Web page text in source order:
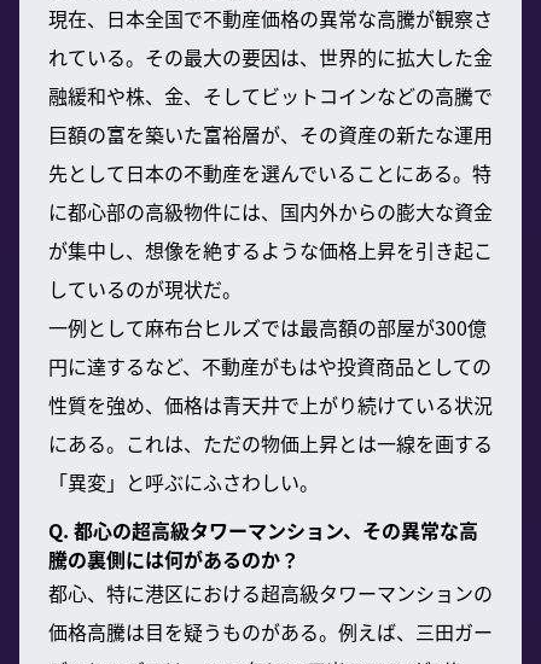
現在、日本全国で不動産価格の異常な高騰が観察さ
れている。その最大の要因は、世界的に拡大した金
融緩和や株、金、そしてビットコインなどの高騰で
巨額の富を築いた富裕層が、その資産の新たな運用
先として日本の不動産を選んでいることにある。特
に都心部の高級物件には、国内外からの膨大な資金
が集中し、想像を絶するような価格上昇を引き起こ
しているのが現状だ。
一例として麻布台ヒルズでは最高額の部屋が300億
円に達するなど、不動産がもはや投資商品としての
性質を強め、価格は青天井で上がり続けている状況
にある。これは、ただの物価上昇とは一線を画する
「異変」と呼ぶにふさわしい。
Q. 都心の超高級タワーマンション、その異常な高
騰の裏側には何があるのか？
都心、特に港区における超高級タワーマンションの
価格高騰は目を疑うものがある。例えば、三田ガー